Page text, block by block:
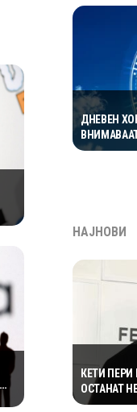
ДНЕВЕН
НАЈНОВИ
КЕТИ
ОСТАНАТ